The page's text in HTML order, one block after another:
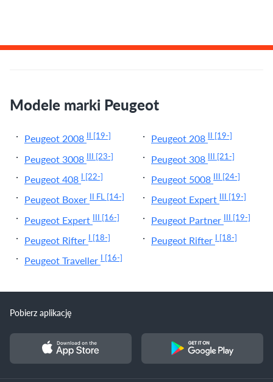
Modele marki Peugeot
Peugeot 2008 II [19-] Peugeot 208 II [19-]
Peugeot 3008 III [23-] Peugeot 308 III [21-]
Peugeot 408 I [22-] Peugeot 5008 III [24-]
Peugeot Boxer II FL [14-] Peugeot Expert III [19-]
Peugeot Expert III [16-] Peugeot Partner III [19-]
Peugeot Rifter I [18-] Peugeot Rifter I [18-]
Peugeot Traveller I [16-]
Pobierz aplikację